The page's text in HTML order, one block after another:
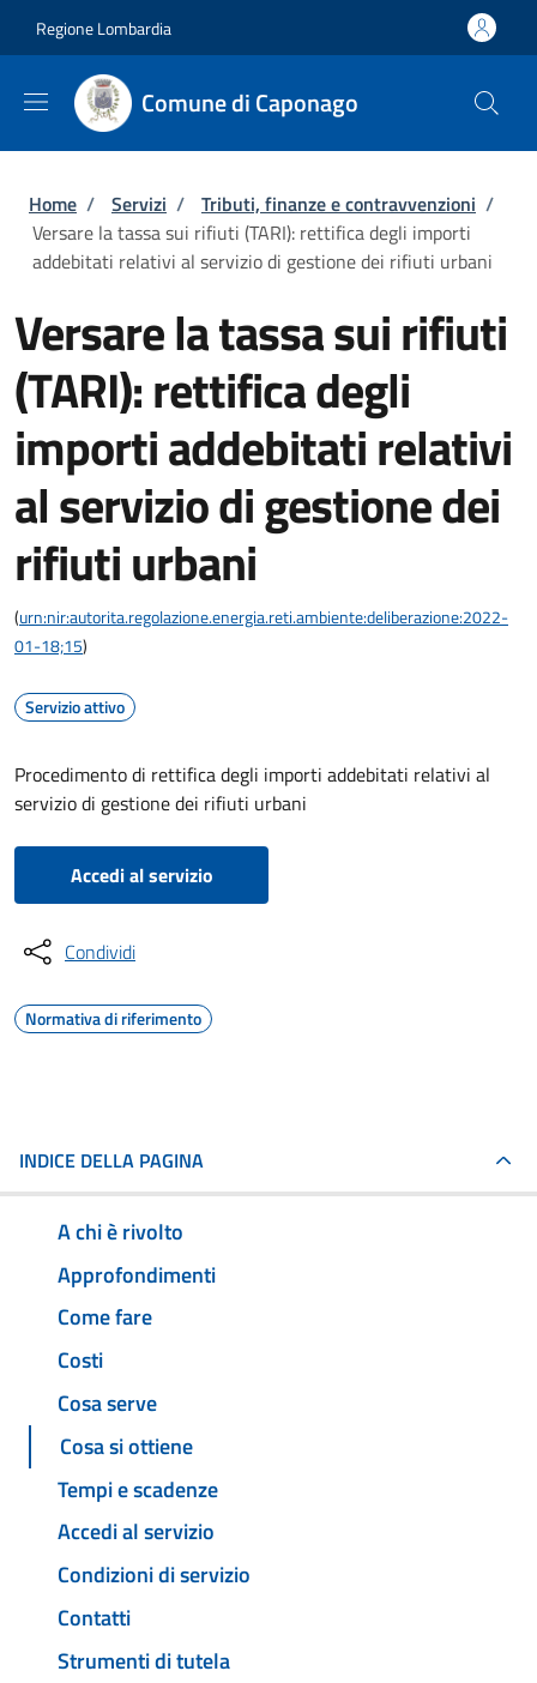
Regione Lombardia
Comune di Caponago
Briciole di pane
Home / Servizi / Tributi, finanze e contravvenzioni /
Versare la tassa sui rifiuti (TARI): rettifica degli importi
addebitati relativi al servizio di gestione dei rifiuti urbani
Versare la tassa sui rifiuti
(TARI): rettifica degli
importi addebitati relativi
al servizio di gestione dei
rifiuti urbani
(urn:nir:autorita.regolazione.energia.reti.ambiente:deliberazione:2022-
01-18;15)
Servizio attivo
Procedimento di rettifica degli importi addebitati relativi al
servizio di gestione dei rifiuti urbani
Accedi al servizio
Condividi
Normativa di riferimento
INDICE DELLA PAGINA
A chi è rivolto
Approfondimenti
Come fare
Costi
Cosa serve
Cosa si ottiene
Tempi e scadenze
Accedi al servizio
Condizioni di servizio
Contatti
Strumenti di tutela